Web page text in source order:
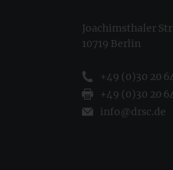
Joachimsthaler
10719 Berlin
+49 (0)30 20
+49 (0)30 20
info@drsc.de